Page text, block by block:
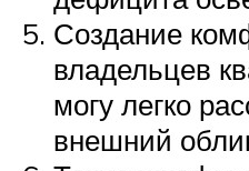
Создание
владельцев
могу легко
внешний